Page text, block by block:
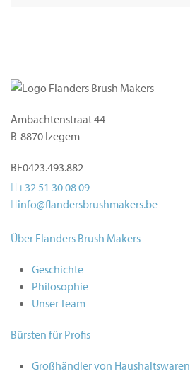
Ambachtenstraat 44
B-8870 Izegem
BE0423.493.882
+32 51 30 08 09
info@flandersbrushmakers.be
Über Flanders Brush Makers
Geschichte
Philosophie
Unser Team
Bürsten für Profis
Großhändler von Haushaltswaren